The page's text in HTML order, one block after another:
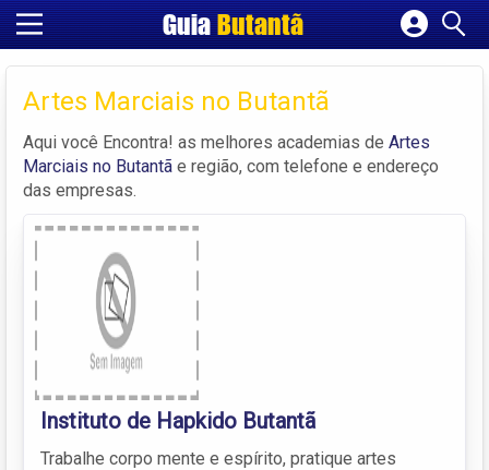
GuiaButantã
Cadastrar empresa
Criar conta
Artes Marciais no Butantã
Aqui você Encontra! as melhores academias de Artes
Marciais no Butantã e região, com telefone e endereço
das empresas.
Instituto de Hapkido Butantã
Trabalhe corpo mente e espírito, pratique artes